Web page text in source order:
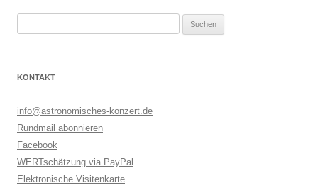
KONTAKT
info@astronomisches-konzert.de
Rundmail abonnieren
Facebook
WERTschätzung via PayPal
Elektronische Visitenkarte